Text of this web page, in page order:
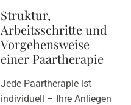
Struktur,
Arbeitsschritte und
Vorgehensweise
einer Paartherapie
Jede Paartherapie ist
individuell – Ihre Anliegen